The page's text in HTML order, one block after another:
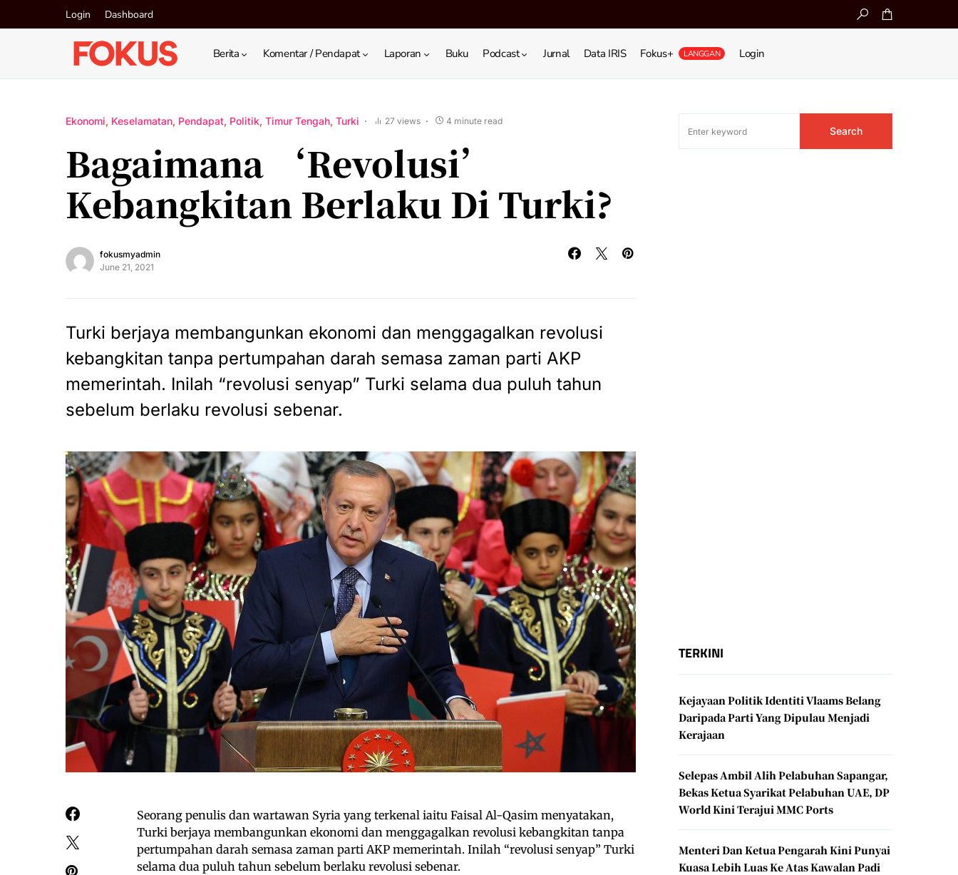
Login Dashboard
Berita Komentar / Pendapat Laporan Buku Podcast Jurnal Data IRIS Fokus+ LANGGAN Login
Ekonomi Keselamatan Pendapat Politik Timur Tengah Turki 27 views 4 minute read
Bagaimana ‘Revolusi’
Kebangkitan Berlaku Di Turki?
fokusmyadmin
June 21, 2021
Turki berjaya membangunkan ekonomi dan menggagalkan revolusi
kebangkitan tanpa pertumpahan darah semasa zaman parti AKP
memerintah. Inilah “revolusi senyap” Turki selama dua puluh tahun
sebelum berlaku revolusi sebenar.
Seorang penulis dan wartawan Syria yang terkenal iaitu Faisal Al-Qasim menyatakan,
Turki berjaya membangunkan ekonomi dan menggagalkan revolusi kebangkitan tanpa
pertumpahan darah semasa zaman parti AKP memerintah. Inilah “revolusi senyap” Turki
selama dua puluh tahun sebelum berlaku revolusi sebenar.
Search
TERKINI
Kejayaan Politik Identiti Vlaams Belang
Daripada Parti Yang Dipulau Menjadi
Kerajaan
Selepas Ambil Alih Pelabuhan Sapangar,
Bekas Ketua Syarikat Pelabuhan UAE, DP
World Kini Terajui MMC Ports
Menteri Dan Ketua Pengarah Kini Punyai
Kuasa Lebih Luas Ke Atas Kawalan Padi